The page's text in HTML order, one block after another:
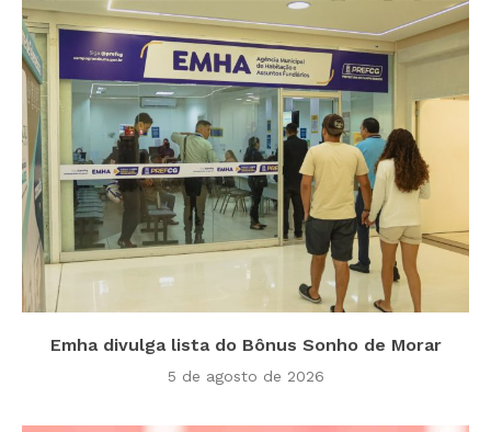
Emha divulga lista do Bônus Sonho de Morar
5 de agosto de 2026